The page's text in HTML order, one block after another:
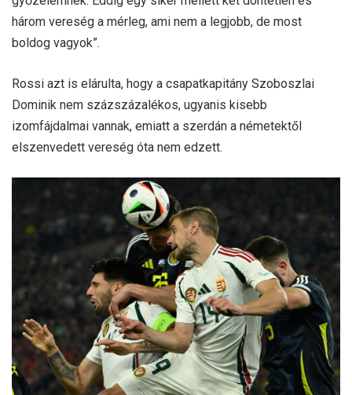
három vereség a mérleg, ami nem a legjobb, de most
boldog vagyok”.
Rossi azt is elárulta, hogy a csapatkapitány Szoboszlai
Dominik nem százszázalékos, ugyanis kisebb
izomfájdalmai vannak, emiatt a szerdán a németektől
elszenvedett vereség óta nem edzett.